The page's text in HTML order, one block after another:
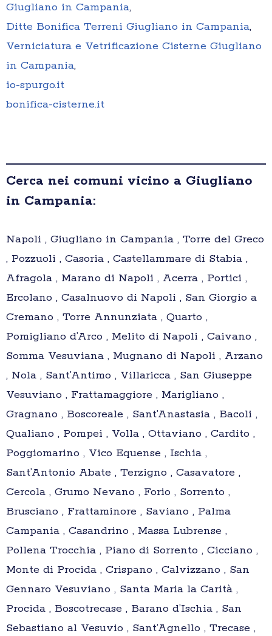
Giugliano in Campania,
Ditte Bonifica Terreni Giugliano in Campania,
Verniciatura e Vetrificazione Cisterne Giugliano
in Campania,
io-spurgo.it
bonifica-cisterne.it
Cerca nei comuni vicino a Giugliano
in Campania:
Napoli , Giugliano in Campania , Torre del Greco
, Pozzuoli , Casoria , Castellammare di Stabia ,
Afragola , Marano di Napoli , Acerra , Portici ,
Ercolano , Casalnuovo di Napoli , San Giorgio a
Cremano , Torre Annunziata , Quarto ,
Pomigliano d’Arco , Melito di Napoli , Caivano ,
Somma Vesuviana , Mugnano di Napoli , Arzano
, Nola , Sant’Antimo , Villaricca , San Giuseppe
Vesuviano , Frattamaggiore , Marigliano ,
Gragnano , Boscoreale , Sant’Anastasia , Bacoli ,
Qualiano , Pompei , Volla , Ottaviano , Cardito ,
Poggiomarino , Vico Equense , Ischia ,
Sant’Antonio Abate , Terzigno , Casavatore ,
Cercola , Grumo Nevano , Forio , Sorrento ,
Brusciano , Frattaminore , Saviano , Palma
Campania , Casandrino , Massa Lubrense ,
Pollena Trocchia , Piano di Sorrento , Cicciano ,
Monte di Procida , Crispano , Calvizzano , San
Gennaro Vesuviano , Santa Maria la Carità ,
Procida , Boscotrecase , Barano d’Ischia , San
Sebastiano al Vesuvio , Sant’Agnello , Trecase ,